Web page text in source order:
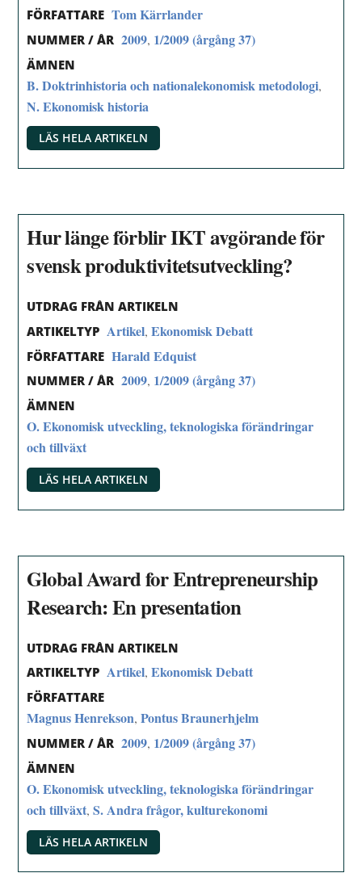
FÖRFATTARE Tom Kärrlander
NUMMER / ÅR 2009, 1/2009 (årgång 37)
ÄMNEN
B. Doktrinhistoria och nationalekonomisk metodologi,
N. Ekonomisk historia
LÄS HELA ARTIKELN
Hur länge förblir IKT avgörande för
svensk produktivitetsutveckling?
UTDRAG FRÅN ARTIKELN
ARTIKELTYP Artikel,Ekonomisk Debatt
FÖRFATTARE Harald Edquist
NUMMER / ÅR 2009, 1/2009 (årgång 37)
ÄMNEN
O. Ekonomisk utveckling, teknologiska förändringar
och tillväxt
LÄS HELA ARTIKELN
Global Award for Entrepreneurship
Research: En presentation
UTDRAG FRÅN ARTIKELN
ARTIKELTYP Artikel,Ekonomisk Debatt
FÖRFATTARE
Magnus Henrekson,Pontus Braunerhjelm
NUMMER / ÅR 2009, 1/2009 (årgång 37)
ÄMNEN
O. Ekonomisk utveckling, teknologiska förändringar
och tillväxt,S. Andra frågor, kulturekonomi
LÄS HELA ARTIKELN